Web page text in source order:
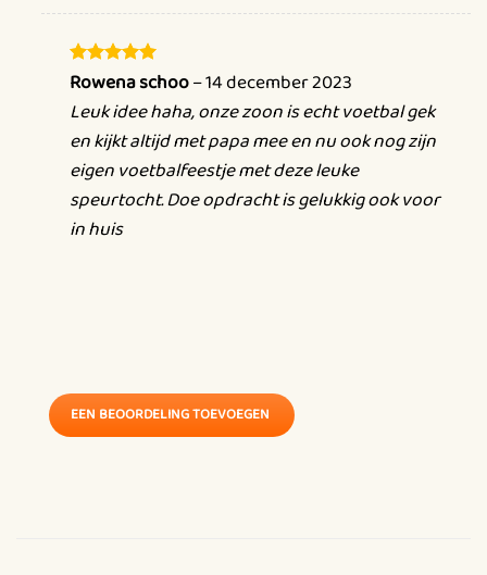
Bal tikspel: Wie is de snelste en meest behendige?
En natuurlijk, volop raadsels en puzzels om je hersens te
kraken!
Wat krijg ik allemaal?
Dit uitgebreide pakket biedt alle benodigdheden voor
voetbalfeest.
Gewaardeerd
uit 5
Rowena schoo–14 december 2023
Leuk idee haha, onze zoon is echt voetbal gek
en kijkt altijd met papa mee en nu ook nog zijn
eigen voetbalfeestje met deze leuke
speurtocht. Doe opdracht is gelukkig ook voor
in huis
EEN BEOORDELING TOEVOEGEN